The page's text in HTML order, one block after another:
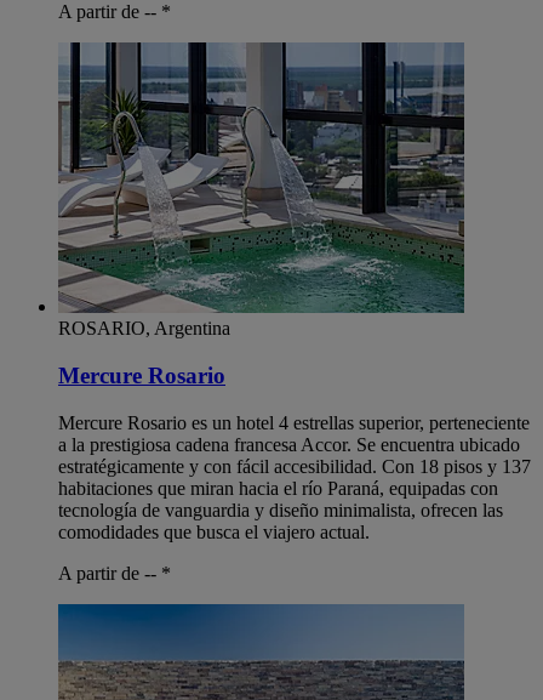
A partir de -- *
ROSARIO, Argentina
Mercure Rosario
Mercure Rosario es un hotel 4 estrellas superior, perteneciente
a la prestigiosa cadena francesa Accor. Se encuentra ubicado
estratégicamente y con fácil accesibilidad. Con 18 pisos y 137
habitaciones que miran hacia el río Paraná, equipadas con
tecnología de vanguardia y diseño minimalista, ofrecen las
comodidades que busca el viajero actual.
A partir de -- *